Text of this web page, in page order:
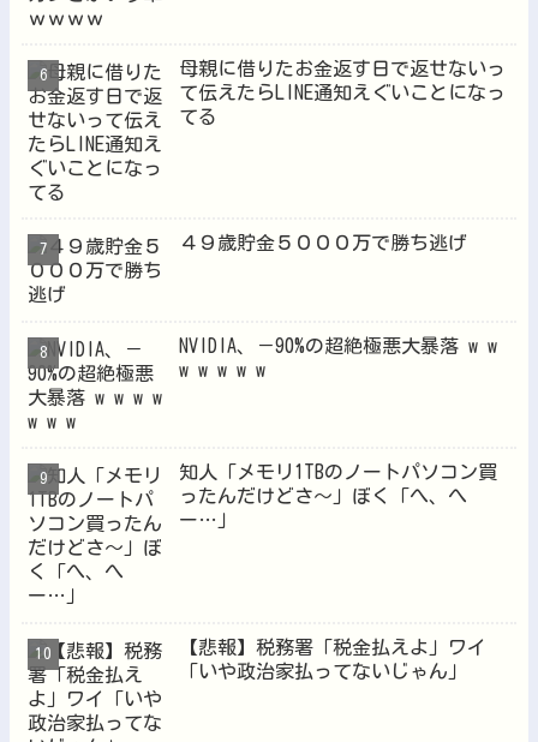
母親に借りたお金返す日で返せないっ
て伝えたらLINE通知えぐいことになっ
てる
４９歳貯金５０００万で勝ち逃げ
NVIDIA、－90%の超絶極悪大暴落 w w
w w w w w
知人「メモリ1TBのノートパソコン買
ったんだけどさ～」ぼく「へ、へ
ー…」
【悲報】税務署「税金払えよ」ワイ
「いや政治家払ってないじゃん」